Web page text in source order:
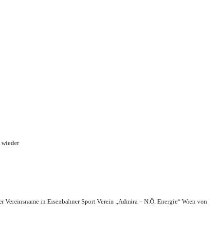
wieder
Vereinsname in Eisenbahner Sport Verein „Admira – N.Ö. Energie“ Wien von